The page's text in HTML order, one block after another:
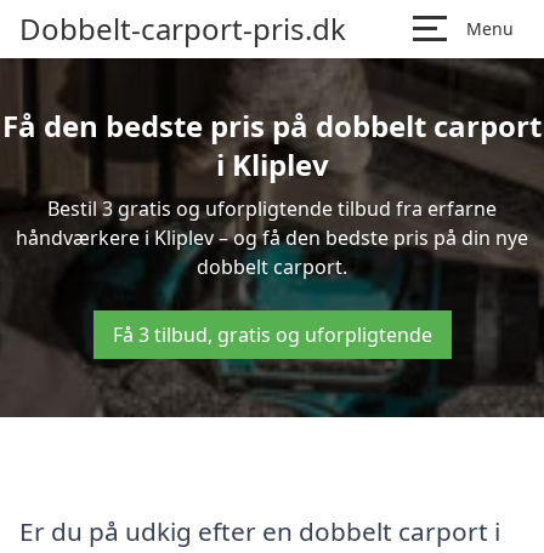
Dobbelt-carport-pris.dk Menu
Få den bedste pris på dobbelt carport
i Kliplev
Bestil 3 gratis og uforpligtende tilbud fra erfarne
håndværkere i Kliplev – og få den bedste pris på din nye
dobbelt carport.
Få 3 tilbud, gratis og uforpligtende
Er du på udkig efter en dobbelt carport i